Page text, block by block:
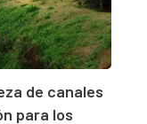
de canales
para los